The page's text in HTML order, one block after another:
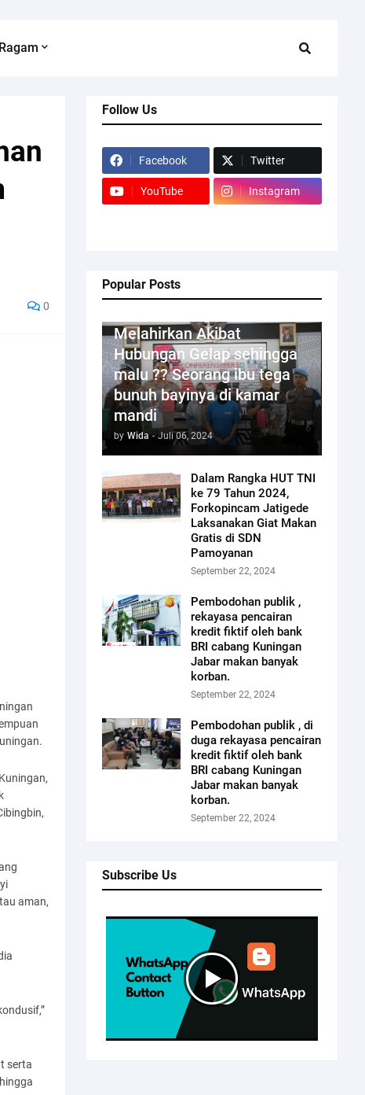
Ragam
0
aman,
serta
Follow Us
Facebook Twitter
YouTube Instagram
Popular Posts
Melahirkan Akibat
Hubungan Gelap sehingga
malu ?? Seorang ibu tega
bunuh bayinya di kamar
mandi
by Wida - Juli 06, 2024
Dalam Rangka HUT TNI
ke 79 Tahun 2024,
Forkopincam Jatigede
Laksanakan Giat Makan
Gratis di SDN
Pamoyanan
September 22, 2024
Pembodohan publik ,
rekayasa pencairan
kredit fiktif oleh bank
BRI cabang Kuningan
Jabar makan banyak
korban.
September 22, 2024
Pembodohan publik , di
duga rekayasa pencairan
kredit fiktif oleh bank
BRI cabang Kuningan
Jabar makan banyak
korban.
September 22, 2024
Subscribe Us